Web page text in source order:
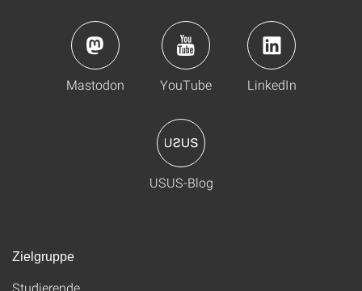
Mastodon YouTube LinkedIn
USUS-Blog
Zielgruppe
Studierende